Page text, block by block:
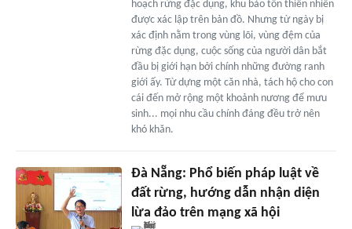
hoạch rừng đặc dụng, khu bảo tồn thiên nhiên
được xác lập trên bản đồ. Nhưng từ ngày bị
xác định nằm trong vùng lõi, vùng đệm của
rừng đặc dụng, cuộc sống của người dân bắt
đầu bị giới hạn bởi chính những đường ranh
giới ấy. Từ dựng một căn nhà, tách hộ cho con
cái đến mở rộng một khoảnh nương để mưu
sinh... mọi nhu cầu chính đáng đều trở nên
khó khăn.
Đà Nẵng: Phổ biến pháp luật về
đất rừng, hướng dẫn nhận diện
lừa đảo trên mạng xã hội